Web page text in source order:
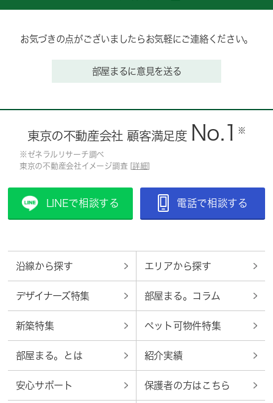
お気づきの点がございましたらお気軽にご連絡ください。
部屋まるに意見を送る
東京の不動産会社 顧客満足度 No.1 ※
※ゼネラルリサーチ調べ
東京の不動産会社イメージ調査 [ 詳細
LINEで相談する 電話で相談する
沿線から探す エリアから探す
デザイナーズ特集 部屋まる。コラム
新築特集 ペット可物件特集
部屋まる。とは 紹介実績
安心サポート 保護者の方はこちら